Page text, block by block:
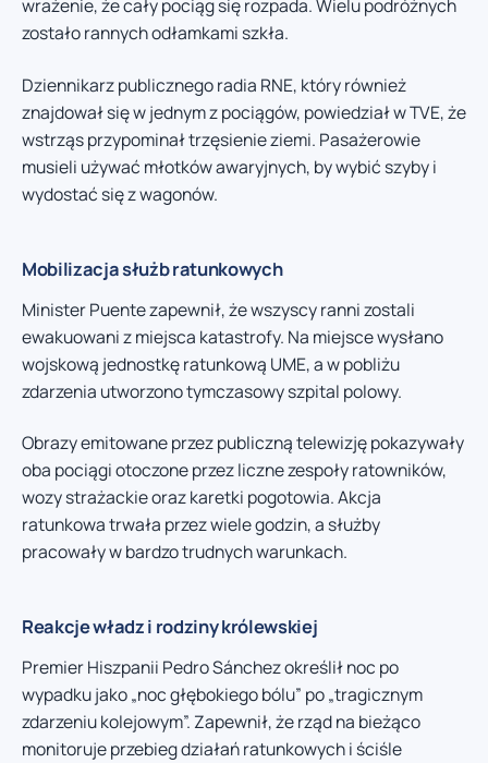
wrażenie, że cały pociąg się rozpada. Wielu podróżnych
zostało rannych odłamkami szkła.
Dziennikarz publicznego radia RNE, który również
znajdował się w jednym z pociągów, powiedział w TVE, że
wstrząs przypominał trzęsienie ziemi. Pasażerowie
musieli używać młotków awaryjnych, by wybić szyby i
wydostać się z wagonów.
Mobilizacja służb ratunkowych
Minister Puente zapewnił, że wszyscy ranni zostali
ewakuowani z miejsca katastrofy. Na miejsce wysłano
wojskową jednostkę ratunkową UME, a w pobliżu
zdarzenia utworzono tymczasowy szpital polowy.
Obrazy emitowane przez publiczną telewizję pokazywały
oba pociągi otoczone przez liczne zespoły ratowników,
wozy strażackie oraz karetki pogotowia. Akcja
ratunkowa trwała przez wiele godzin, a służby
pracowały w bardzo trudnych warunkach.
Reakcje władz i rodziny królewskiej
Premier Hiszpanii Pedro Sánchez określił noc po
wypadku jako „noc głębokiego bólu” po „tragicznym
zdarzeniu kolejowym”. Zapewnił, że rząd na bieżąco
monitoruje przebieg działań ratunkowych i ściśle